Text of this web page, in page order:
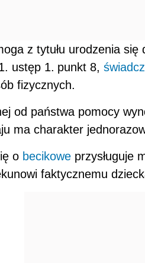
z tytułu urodzenia
ustęp 1. punkt 8,
fizycznych.
od państwa pomocy
ma charakter
o becikowe przysługuje
faktycznemu